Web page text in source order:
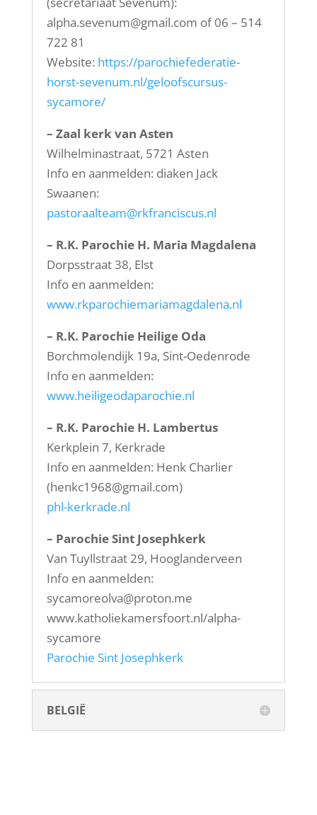
alpha.sevenum@gmail.com of 06 – 514
722 81
Website: https://parochiefederatie-
horst-sevenum.nl/geloofscursus-
sycamore/
– Zaal kerk van Asten
Wilhelminastraat, 5721 Asten
Info en aanmelden: diaken Jack
Swaanen:
pastoraalteam@rkfranciscus.nl
– R.K. Parochie H. Maria Magdalena
Dorpsstraat 38, Elst
Info en aanmelden:
www.rkparochiemariamagdalena.nl
– R.K. Parochie Heilige Oda
Borchmolendijk 19a, Sint-Oedenrode
Info en aanmelden:
www.heiligeodaparochie.nl
– R.K. Parochie H. Lambertus
Kerkplein 7, Kerkrade
Info en aanmelden: Henk Charlier
(henkc1968@gmail.com)
phl-kerkrade.nl
– Parochie Sint Josephkerk
Van Tuyllstraat 29, Hooglanderveen
Info en aanmelden:
sycamoreolva@proton.me
www.katholiekamersfoort.nl/alpha-
sycamore
Parochie Sint Josephkerk
BELGIË